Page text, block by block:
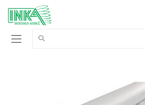
Vyhledávání: